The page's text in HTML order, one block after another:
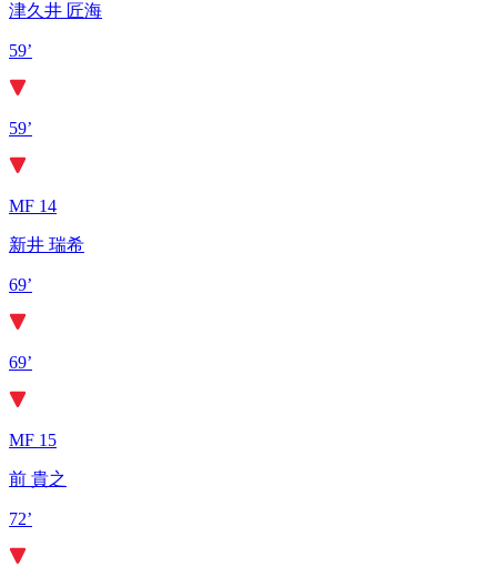
津久井 匠海
59’
59’
MF 14
新井 瑞希
69’
69’
MF 15
前 貴之
72’